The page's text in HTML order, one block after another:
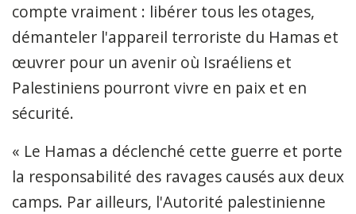
compte vraiment : libérer tous les otages,
démanteler l'appareil terroriste du Hamas et
œuvrer pour un avenir où Israéliens et
Palestiniens pourront vivre en paix et en
sécurité.
« Le Hamas a déclenché cette guerre et porte
la responsabilité des ravages causés aux deux
camps. Par ailleurs, l'Autorité palestinienne